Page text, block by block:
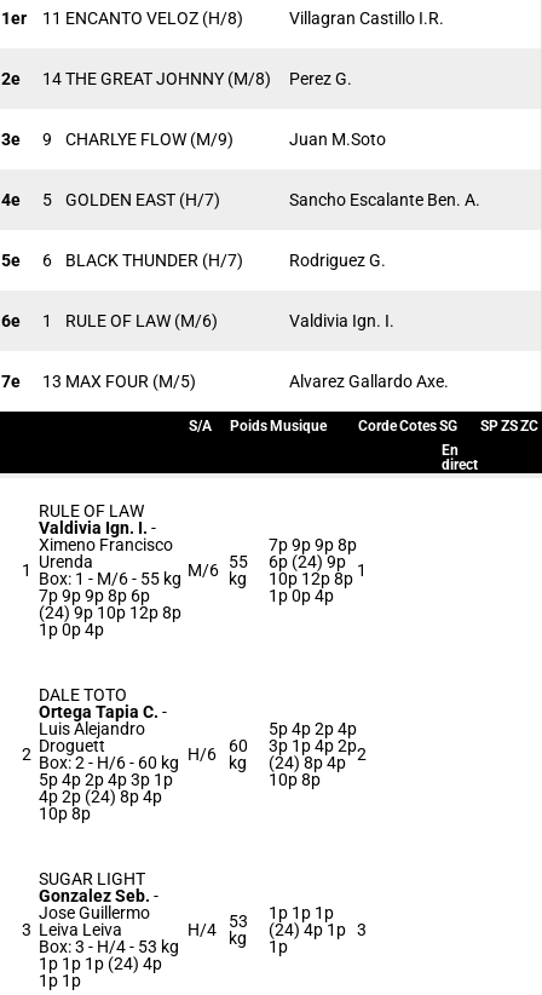
1er 11 ENCANTO VELOZ (H/8) Villagran Castillo I.R.
2e 14THE GREAT JOHNNY (M/8) Perez G.
3e 9 CHARLYE FLOW (M/9) Juan M.Soto
4e 5 GOLDEN EAST (H/7) Sancho Escalante Ben. A.
5e 6 BLACK THUNDER (H/7) Rodriguez G.
6e 1 RULE OF LAW (M/6) Valdivia Ign. I.
7e 13 MAX FOUR (M/5) Alvarez Gallardo Axe.
S/A Poids Musique CordeCotesSG SPZSZC
En
direct
1
RULE OF LAW
Valdivia Ign. I. -
Ximeno Francisco
Urenda
Box: 1 - M/6 - 55 kg
7p 9p 9p 8p 6p
(24) 9p 10p 12p 8p
1p 0p 4p
M/6 55
kg
7p 9p 9p 8p
6p (24) 9p
10p 12p 8p
1p 0p 4p
1
2
DALE TOTO
Ortega Tapia C. -
Luis Alejandro
Droguett
Box: 2 - H/6 - 60 kg
5p 4p 2p 4p 3p 1p
4p 2p (24) 8p 4p
10p 8p
H/6
60
kg
5p 4p 2p 4p
3p 1p 4p 2p
(24) 8p 4p
10p 8p
2
3
SUGAR LIGHT
Gonzalez Seb. -
Jose Guillermo
Leiva Leiva
Box: 3 - H/4 - 53 kg
1p 1p 1p (24) 4p
1p 1p
H/4
53
kg
1p 1p 1p
(24) 4p 1p
1p
3